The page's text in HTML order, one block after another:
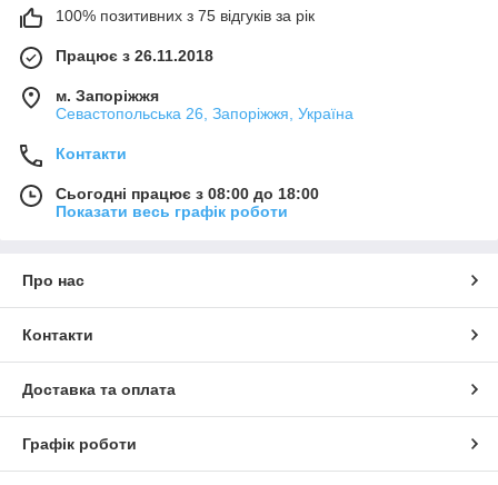
100% позитивних з 75 відгуків за рік
Працює з 26.11.2018
м. Запоріжжя
Севастопольська 26, Запоріжжя, Україна
Контакти
Сьогодні працює з 08:00 до 18:00
Показати весь графік роботи
Про нас
Контакти
Доставка та оплата
Графік роботи